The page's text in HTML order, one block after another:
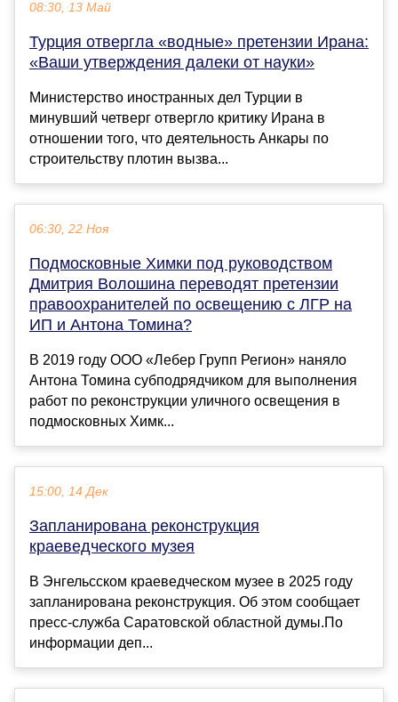
08:30, 13 Май
Турция отвергла «водные» претензии Ирана:
«Ваши утверждения далеки от науки»
Министерство иностранных дел Турции в
минувший четверг отвергло критику Ирана в
отношении того, что деятельность Анкары по
строительству плотин вызва...
06:30, 22 Ноя
Подмосковные Химки под руководством
Дмитрия Волошина переводят претензии
правоохранителей по освещению с ЛГР на
ИП и Антона Томина?
В 2019 году ООО «Лебер Групп Регион» наняло
Антона Томина субподрядчиком для выполнения
работ по реконструкции уличного освещения в
подмосковных Химк...
15:00, 14 Дек
Запланирована реконструкция
краеведческого музея
В Энгельсском краеведческом музее в 2025 году
запланирована реконструкция. Об этом сообщает
пресс-служба Саратовской областной думы.По
информации деп...